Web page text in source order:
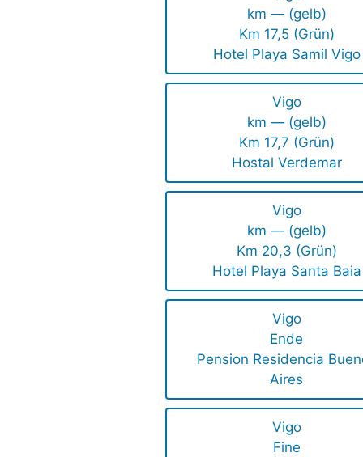
km — (gelb)
Km 17,5 (Grün)
Hotel Playa Samil Vigo
Vigo
km — (gelb)
Km 17,7 (Grün)
Hostal Verdemar
Vigo
km — (gelb)
Km 20,3 (Grün)
Hotel Playa Santa Baia
Vigo
Ende
Pension Residencia
Aires
Vigo
Fine